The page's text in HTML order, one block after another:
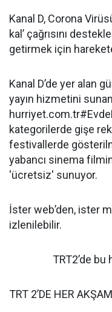
Kanal D, Corona
kal’ çağrısını
getirmek için
Kanal D’de yer alan
yayın hizmetini sunan
kategorilerde gişe
festivallerde
yabancı sinema
'ücretsiz' sunuyor.
İster web’den, ister
izlenilebilir.
TRT2’de bu
TRT 2’DE HER